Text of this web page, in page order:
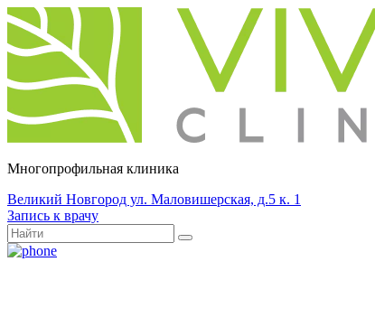
Многопрофильная клиника
Великий Новгород ул. Маловишерская, д.5 к. 1
Запись к врачу